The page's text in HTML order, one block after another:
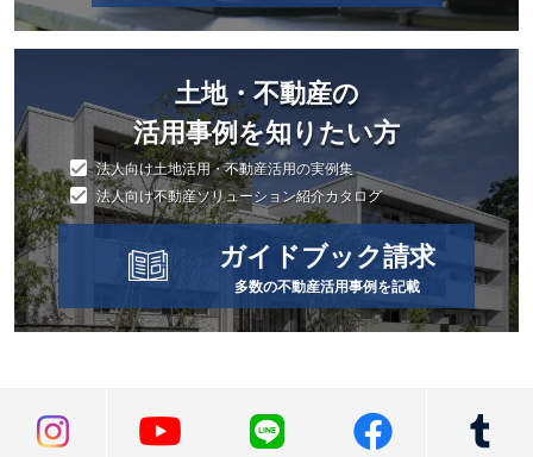
土地・不動産の
活用事例を知りたい方
法人向け土地活用・不動産活用の実例集
法人向け不動産ソリューション紹介カタログ
ガイドブック請求
多数の不動産活用事例を記載